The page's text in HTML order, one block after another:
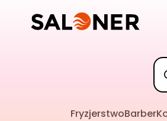
FryzjerstwoBarber